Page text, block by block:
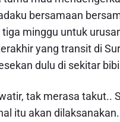
bersamaan
minggu untuk
yang transit di
dulu di sekitar
tak merasa takut..
itu akan